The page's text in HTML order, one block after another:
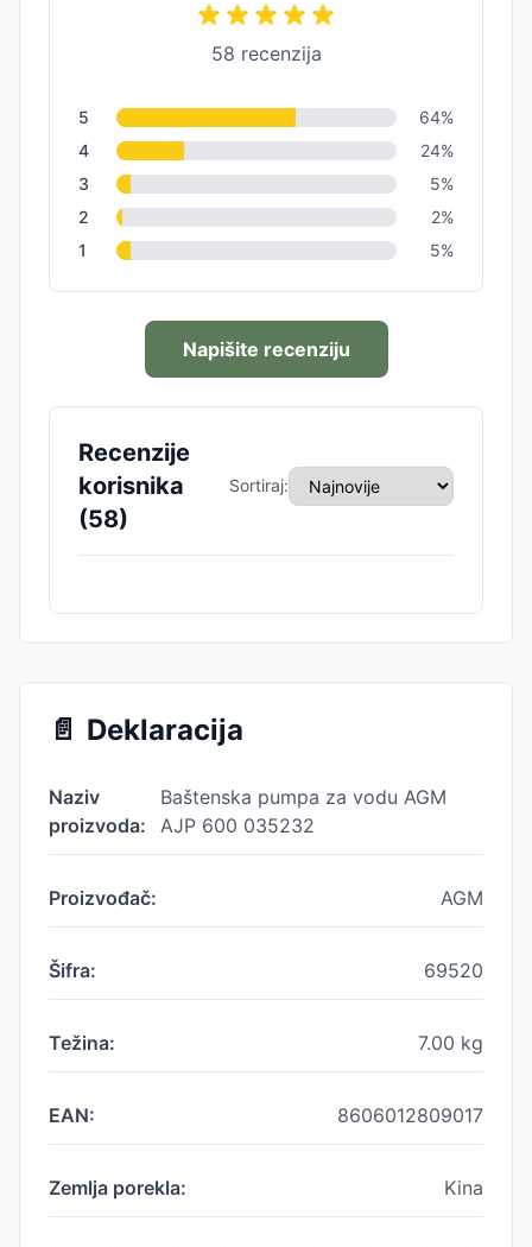
58 recenzija
5 64%
4
24%
3
5%
2
2%
1
5%
Napišite recenziju
Recenzije
korisnika
(58)
Sortiraj:
📄 Deklaracija
Naziv
proizvoda:
Baštenska pumpa za vodu AGM
AJP 600 035232
Proizvođač: AGM
Šifra: 69520
Težina: 7.00 kg
EAN: 8606012809017
Zemlja porekla: Kina